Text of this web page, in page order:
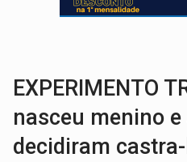
ROLIM DE MOURA:
EXPERIMENTO
nasceu menino
decidiram